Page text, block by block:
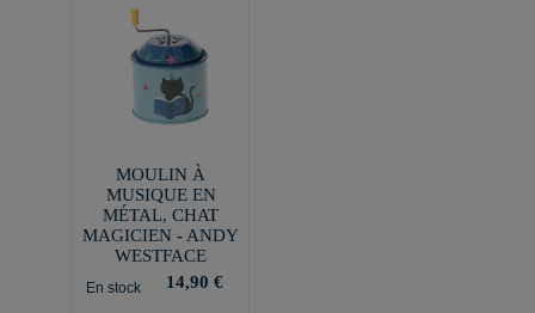
MOULIN À
MUSIQUE EN
MÉTAL, CHAT
MAGICIEN - ANDY
WESTFACE
En stock 14,90 €